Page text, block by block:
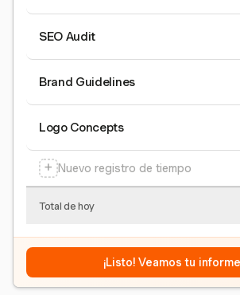
SEO Audit
Brand Guidelines
Logo Concepts
+ Nuevo registro de tiempo
Total de hoy
¡Listo! Veamos tu informe